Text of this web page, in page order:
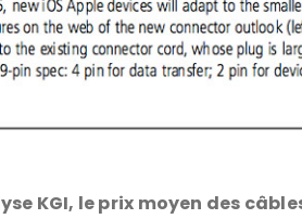
KGI, le prix moyen des